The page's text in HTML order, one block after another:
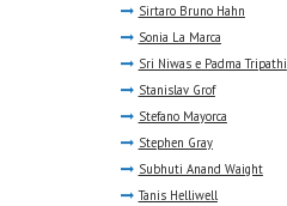
Sirtaro Bruno Hahn
Sonia La Marca
Sri Niwas e Padma Tripathi
Stanislav Grof
Stefano Mayorca
Stephen Gray
Subhuti Anand Waight
Tanis Helliwell